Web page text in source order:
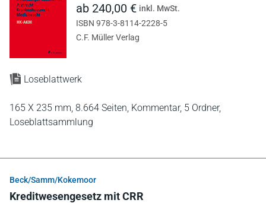
Loseblattwerk
165 X 235 mm, 8.664 Seiten, Kommentar, 5 Ordner,
Loseblattsammlung
ab 240,00 € inkl. MwSt.
ISBN 978-3-8114-2228-5
C.F. Müller Verlag
Beck/Samm/Kokemoor
Kreditwesengesetz mit CRR